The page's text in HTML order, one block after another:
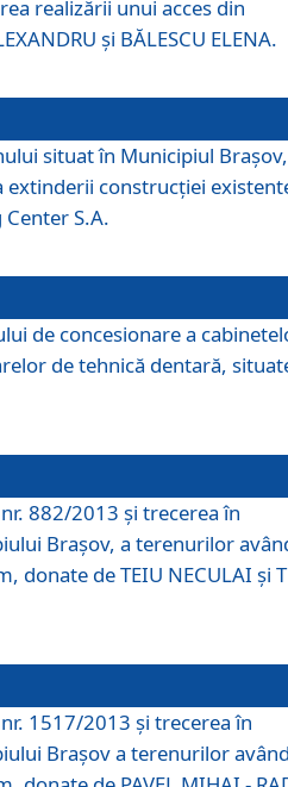
realizării unui acces din
şi BĂLESCU ELENA.
situat în Municipiul
extinderii construcţiei
S.A.
de concesionare a
de tehnică dentară,
882/2013 şi trecerea în
Braşov, a terenurilor
donate de TEIU NECULAI şi
1517/2013 şi trecerea în
Braşov a terenurilor